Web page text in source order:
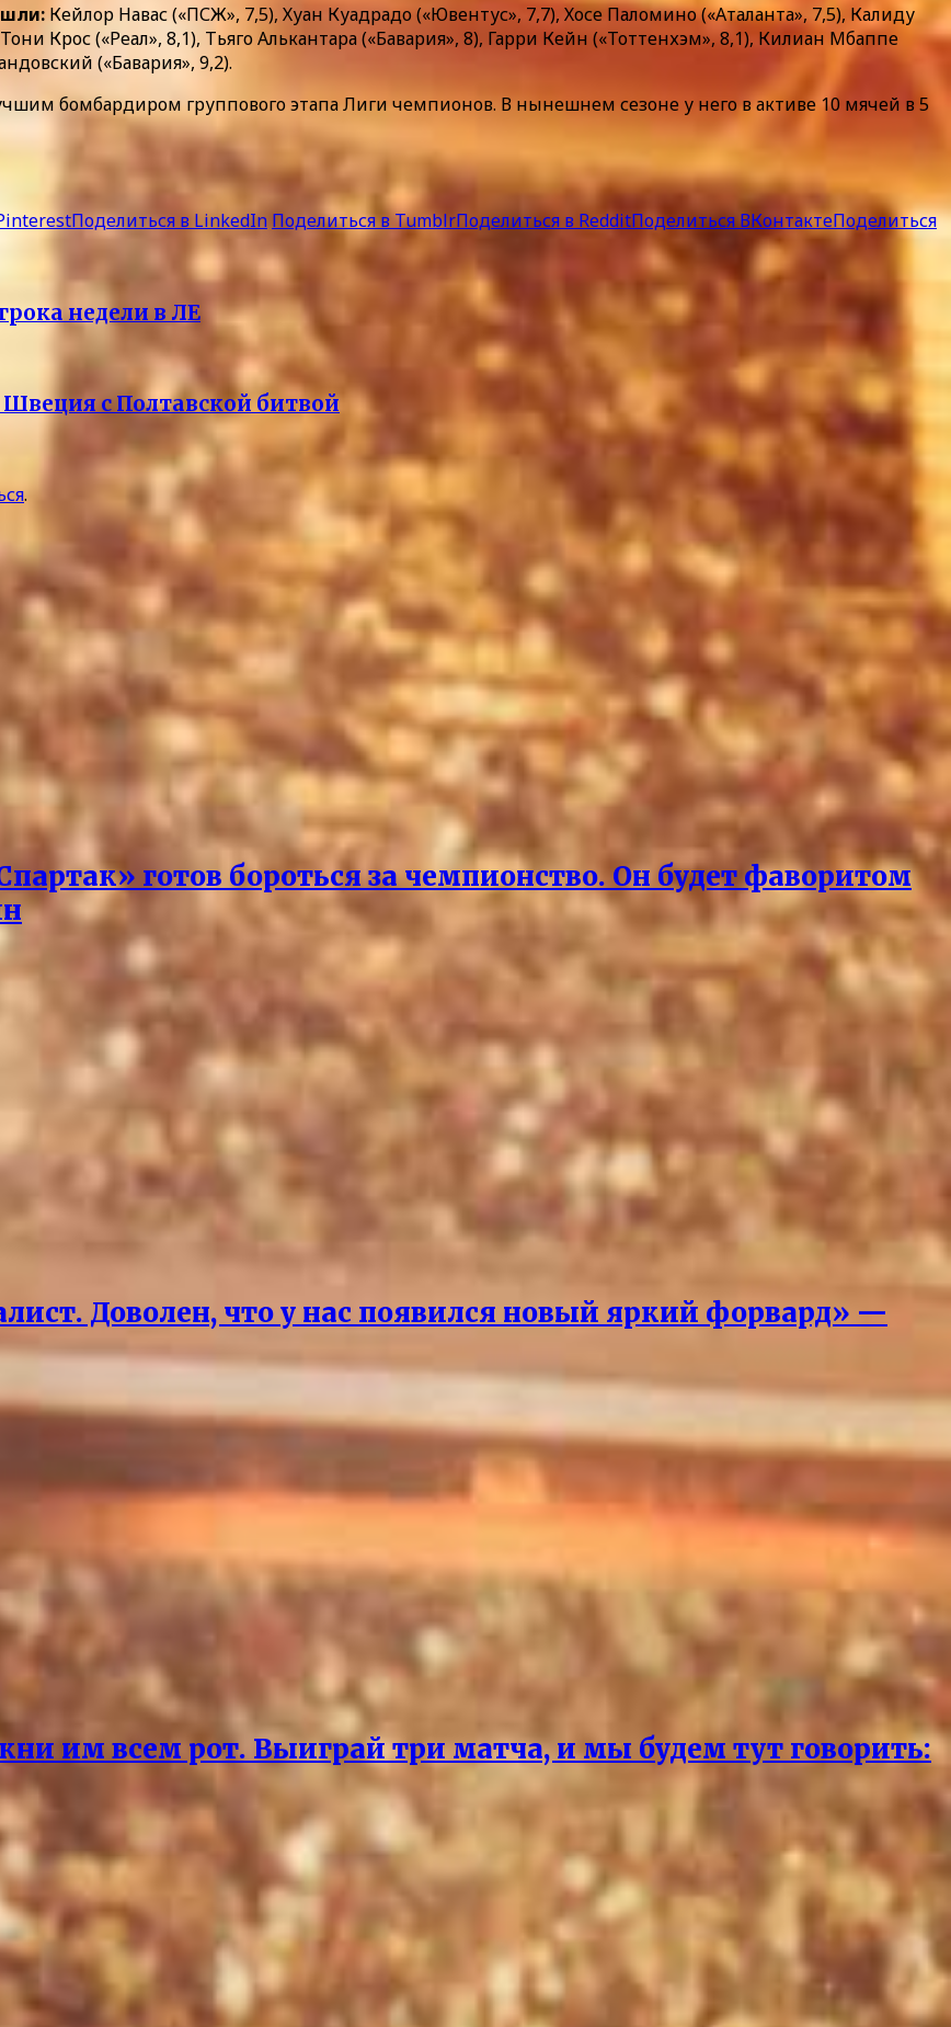
Кейлор Навас («ПСЖ», 7,5), Хуан Куадрадо («Ювентус», 7,7), Хосе Паломино («Аталанта», 7,5), Калиду
Крос («Реал», 8,1), Тьяго Алькантара («Бавария», 8), Гарри Кейн («Тоттенхэм», 8,1), Килиан Мбаппе
(«Бавария», 9,2).
бомбардиром группового этапа Лиги чемпионов. В нынешнем сезоне у него в активе 10 мячей в 5
Поделиться в LinkedIn Поделиться в TumblrПоделиться в RedditПоделиться ВКонтактеПоделиться
недели в ЛЕ
с Полтавской битвой
.
готов бороться за чемпионство. Он будет фаворитом
Доволен, что у нас появился новый яркий форвард» —
им всем рот. Выиграй три матча, и мы будем тут говорить: